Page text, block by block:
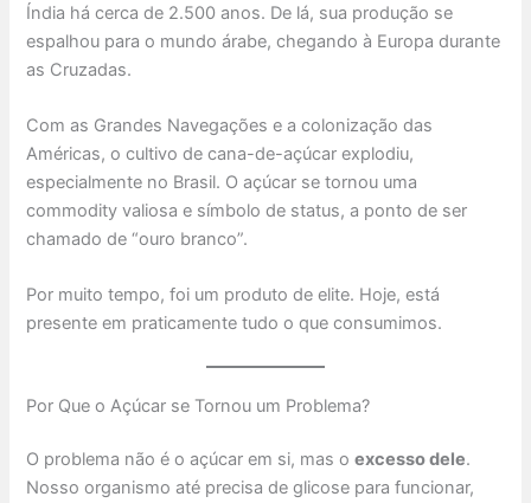
Índia há cerca de 2.500 anos. De lá, sua produção se
espalhou para o mundo árabe, chegando à Europa durante
as Cruzadas.
Com as Grandes Navegações e a colonização das
Américas, o cultivo de cana-de-açúcar explodiu,
especialmente no Brasil. O açúcar se tornou uma
commodity valiosa e símbolo de status, a ponto de ser
chamado de “ouro branco”.
Por muito tempo, foi um produto de elite. Hoje, está
presente em praticamente tudo o que consumimos.
Por Que o Açúcar se Tornou um Problema?
O problema não é o açúcar em si, mas oexcesso dele.
Nosso organismo até precisa de glicose para funcionar,